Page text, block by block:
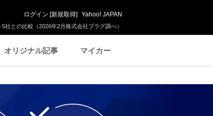
との比較（2026年2月株式会社プラグ調べ）
ログイン [新規取得] Yahoo! JAPAN
オリジナル記事 マイカー